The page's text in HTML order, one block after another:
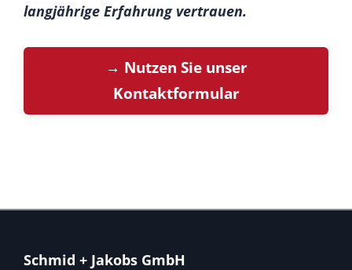
langjährige Erfahrung vertrauen.
→ Nutzen Sie unser
Kontaktformular
Schmid + Jakobs GmbH